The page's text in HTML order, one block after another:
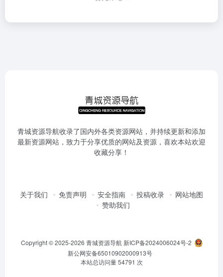
青城资源导航收录了国内外各类资源网站，并持续更新和添加
最新资源网站，致力于分享优质的网站及资源，喜欢本站欢迎
收藏分享！
关于我们 免责声明 安全指南 投稿收录
网站地图
赞助我们
Copyright © 2025-2026 青城资源导航 新ICP备2024006024号-2
新公网安备65010902000913号
本站总访问量54791 次